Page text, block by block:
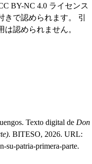
BY-NC 4.0 ライセンス
で認められます。 引
認められません。
Texto digital de Don
. BITESO, 2026. URL:
su-patria-primera-parte.